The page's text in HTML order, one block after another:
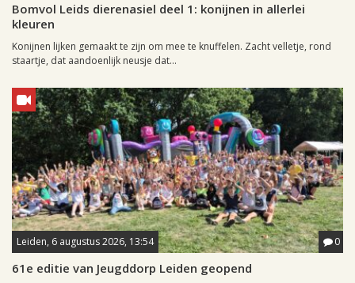
Bomvol Leids dierenasiel deel 1: konijnen in allerlei
kleuren
Konijnen lijken gemaakt te zijn om mee te knuffelen. Zacht velletje, rond
staartje, dat aandoenlijk neusje dat...
Leiden, 6 augustus 2026, 13:54 0
61e editie van Jeugddorp Leiden geopend